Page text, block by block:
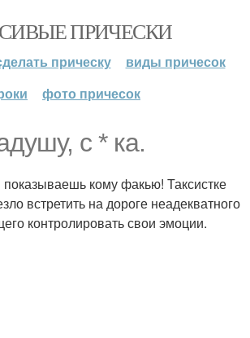
ПРИЧЕСКИ
прическу
виды причесок
фото причесок
с * ка.
кому факью! Таксистке
встретить на дороге неадекватного
контролировать свои эмоции.